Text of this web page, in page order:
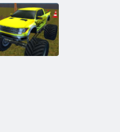
Küçük Çiftlik
Tıklayıcısı